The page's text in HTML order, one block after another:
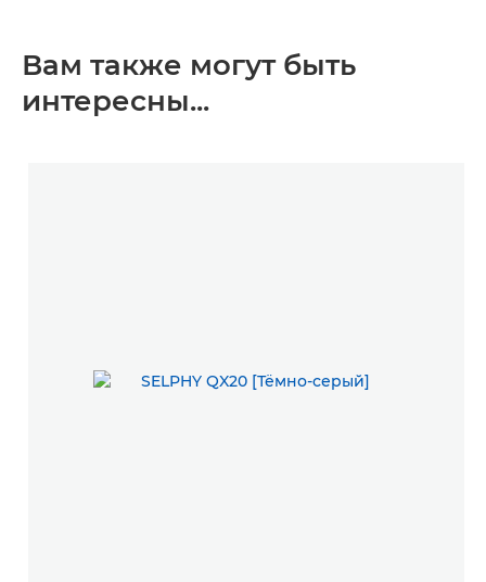
Вам также могут быть
интересны...